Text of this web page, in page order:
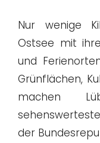
Nur wenige
Ostsee mit
und
Grünflächen,
machen
der